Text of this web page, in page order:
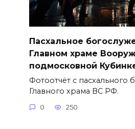
Пасхальное
Главном храме
подмосковной
Фотоотчёт с пасхального
Главного храма ВС РФ.
0 250